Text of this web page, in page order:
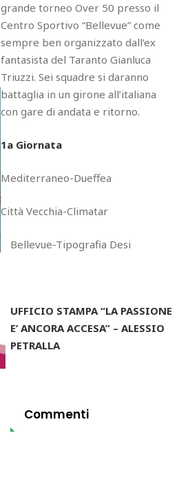
grande torneo Over 50 presso il
Centro Sportivo “Bellevue” come
sempre ben organizzato dall’ex
fantasista del Taranto Gianluca
Triuzzi. Sei squadre si daranno
battaglia in un girone all’italiana
con gare di andata e ritorno.
1a Giornata
Mediterraneo-Dueffea
Città Vecchia-Climatar
Bellevue-Tipografia Desi
UFFICIO STAMPA “LA PASSIONE
E’ ANCORA ACCESA” – ALESSIO
PETRALLA
Commenti